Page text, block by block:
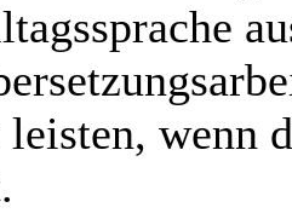
leisten, wenn